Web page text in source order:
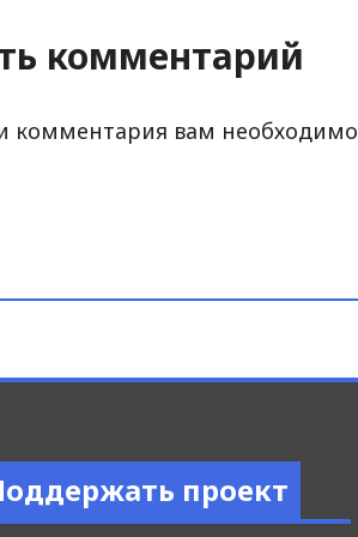
комментарий
комментария вам необходимо
проект